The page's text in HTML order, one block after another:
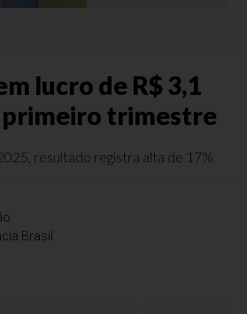
lucro de R$ 3,1
primeiro trimestre
resultado registra alta de 17%
Brasil